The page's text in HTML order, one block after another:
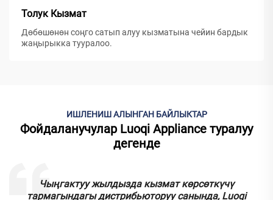
Толук Кызмат
Дөбөшөнөн соңго сатып алуу кызматына чейин бардык
жаңырыкка тууралoo.
ИШЛЕНИШ АЛЫНГАН БАЙЛЫКТАР
Фойдаланучулар Luoqi Appliance туралуу
дегенде
Чыңгактуу жылдызда кызмат көрсөткүчү
тармагындагы дистрибьюторуу санында, Luoqi